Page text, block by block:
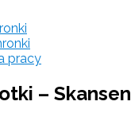
pracy
– Skansen